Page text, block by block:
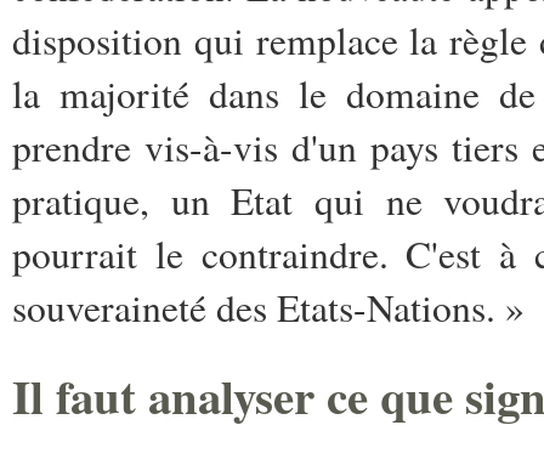
disposition qui remplace la
la majorité dans le domaine
prendre vis-à-vis d'un pays tiers
pratique, un Etat qui ne
pourrait le contraindre. C'est à
souveraineté des Etats-Nations. »
Il faut analyser ce que